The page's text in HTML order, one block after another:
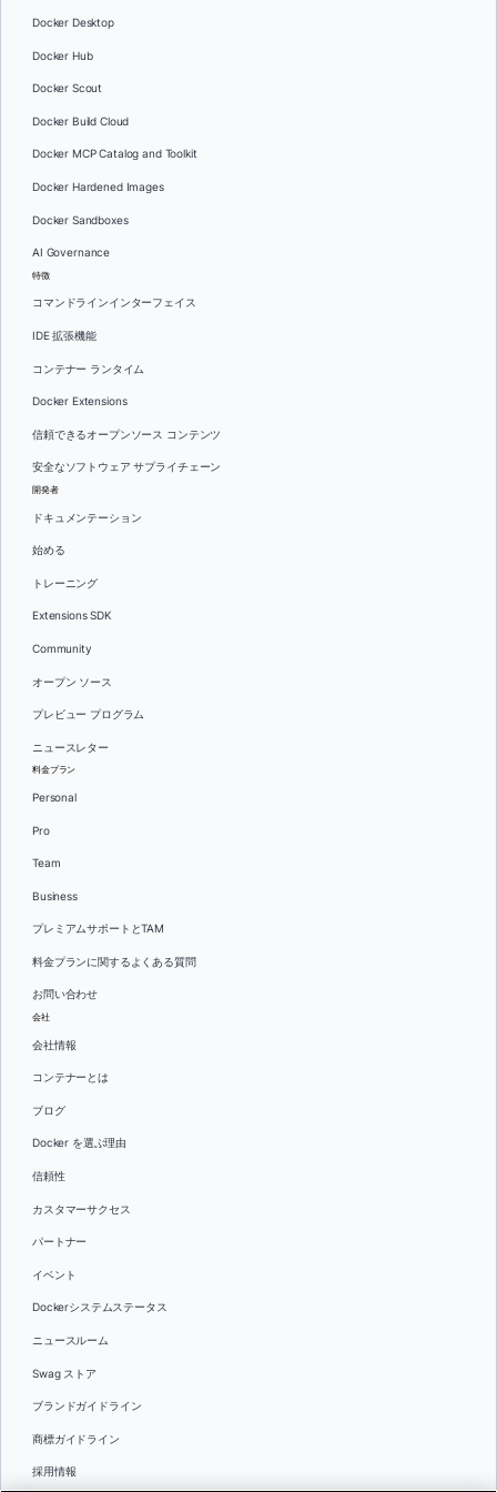
Docker Desktop
Docker Hub
Docker Scout
Docker Build Cloud
Docker MCP Catalog and Toolkit
Docker Hardened Images
Docker Sandboxes
AI Governance
特徴
コマンドラインインターフェイス
IDE 拡張機能
コンテナー ランタイム
Docker Extensions
信頼できるオープンソース コンテンツ
安全なソフトウェア サプライチェーン
開発者
ドキュメンテーション
始める
トレーニング
Extensions SDK
Community
オープン ソース
プレビュー プログラム
ニュースレター
料金プラン
Personal
Pro
Team
Business
プレミアムサポートとTAM
料金プランに関するよくある質問
お問い合わせ
会社
会社情報
コンテナーとは
ブログ
Docker を選ぶ理由
信頼性
カスタマーサクセス
パートナー
イベント
Dockerシステムステータス
ニュースルーム
Swag ストア
ブランドガイドライン
商標ガイドライン
採用情報